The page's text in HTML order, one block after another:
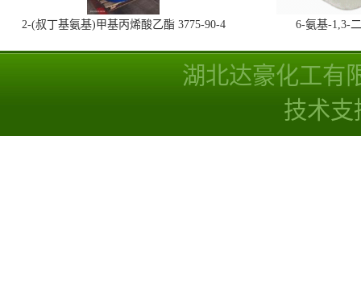
2-(叔丁基氨基)甲基丙烯酸乙酯 3775-90-4 6-氨基-1,3-
湖北达豪化工有
技术